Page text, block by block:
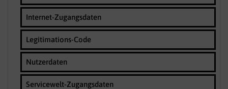
Internet-Zugangsdaten
Legitimations-Code
Nutzerdaten
Servicewelt-Zugangsdaten